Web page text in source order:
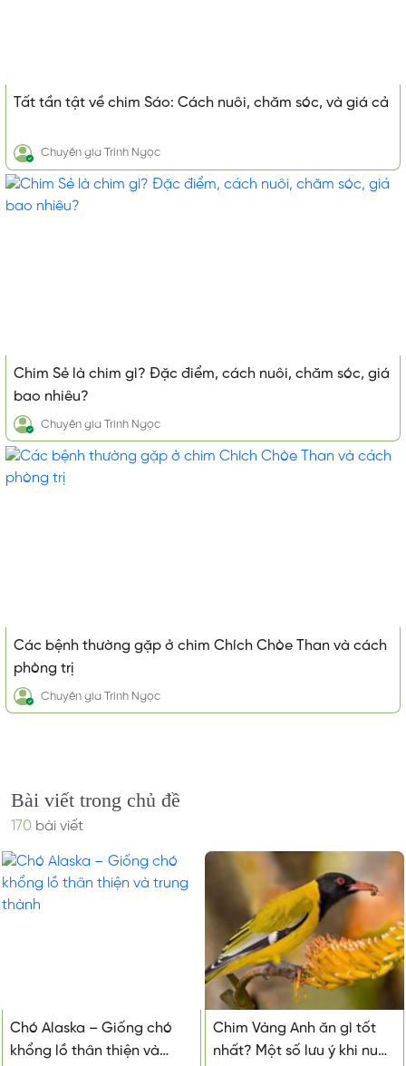
Tất tần tật về chim Sáo: Cách nuôi, chăm sóc, và giá cả
Chuyên gia Trinh Ngọc
Chim Sẻ là chim gì? Đặc điểm, cách nuôi, chăm sóc, giá
bao nhiêu?
Chuyên gia Trinh Ngọc
Các bệnh thường gặp ở chim Chích Chòe Than và cách
phòng trị
Chuyên gia Trinh Ngọc
Bài viết trong chủ đề
170 bài viết
Chó Alaska – Giống chó
khổng lồ thân thiện và
Chim Vàng Anh ăn gì tốt
nhất? Một số lưu ý khi nuôi